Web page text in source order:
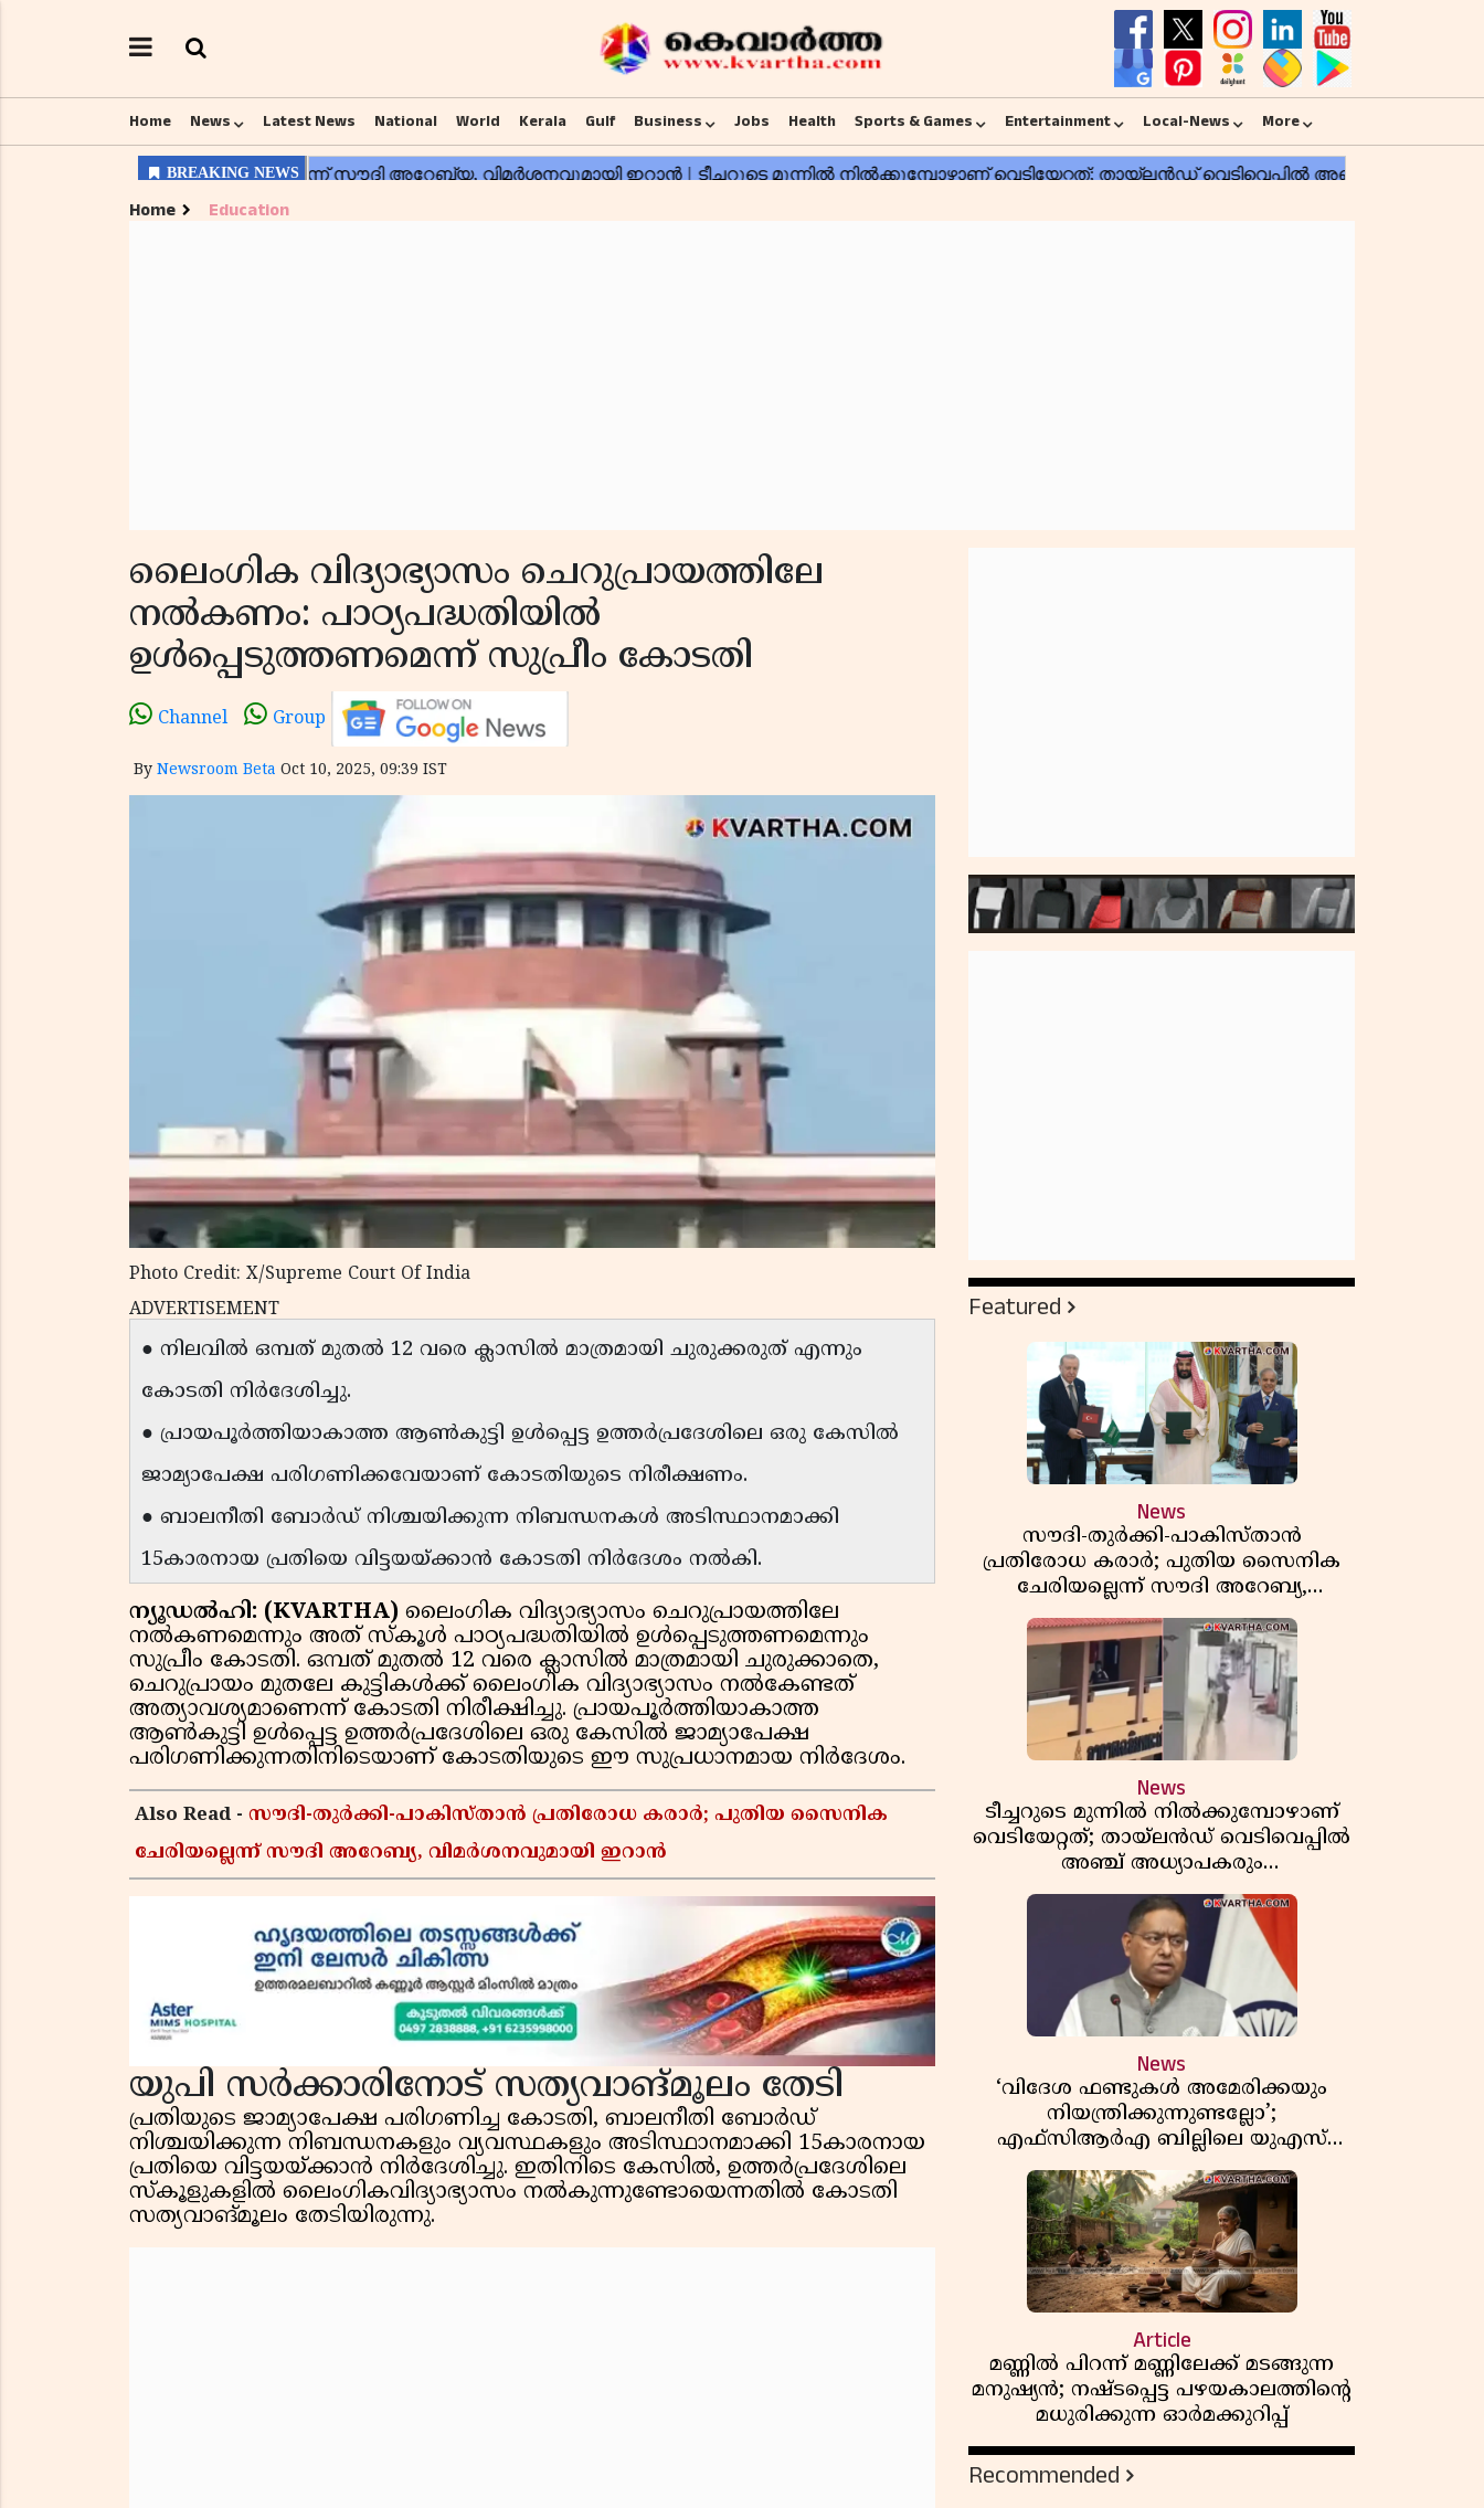
Home News Latest News National World Kerala Gulf Business Jobs Health Sports & Games Entertainment Local-News More
Home Education
ലൈംഗിക വിദ്യാഭ്യാസം ചെറുപ്രായത്തിലേ
നൽകണം: പാഠ്യപദ്ധതിയിൽ
ഉൾപ്പെടുത്തണമെന്ന് സുപ്രീം കോടതി
Channel Group
By Newsroom Beta Oct 10, 2025, 09:39 IST
Photo Credit: X/Supreme Court Of India
ADVERTISEMENT
● നിലവിൽ ഒമ്പത് മുതൽ 12 വരെ ക്ലാസിൽ മാത്രമായി ചുരുക്കരുത് എന്നും
കോടതി നിർദേശിച്ചു.
● പ്രായപൂർത്തിയാകാത്ത ആൺകുട്ടി ഉൾപ്പെട്ട ഉത്തർപ്രദേശിലെ ഒരു കേസിൽ
ജാമ്യാപേക്ഷ പരിഗണിക്കവേയാണ് കോടതിയുടെ നിരീക്ഷണം.
● ബാലനീതി ബോർഡ് നിശ്ചയിക്കുന്ന നിബന്ധനകൾ അടിസ്ഥാനമാക്കി
15കാരനായ പ്രതിയെ വിട്ടയയ്ക്കാൻ കോടതി നിർദേശം നൽകി.
ന്യൂഡല്‍ഹി: (KVARTHA) ലൈംഗിക വിദ്യാഭ്യാസം ചെറുപ്രായത്തിലേ
നൽകണമെന്നും അത് സ്കൂൾ പാഠ്യപദ്ധതിയിൽ ഉൾപ്പെടുത്തണമെന്നും
സുപ്രീം കോടതി. ഒമ്പത് മുതൽ 12 വരെ ക്ലാസിൽ മാത്രമായി ചുരുക്കാതെ,
ചെറുപ്രായം മുതലേ കുട്ടികൾക്ക് ലൈംഗിക വിദ്യാഭ്യാസം നൽകേണ്ടത്
അത്യാവശ്യമാണെന്ന് കോടതി നിരീക്ഷിച്ചു. പ്രായപൂർത്തിയാകാത്ത
ആൺകുട്ടി ഉൾപ്പെട്ട ഉത്തർപ്രദേശിലെ ഒരു കേസിൽ ജാമ്യാപേക്ഷ
പരിഗണിക്കുന്നതിനിടെയാണ് കോടതിയുടെ ഈ സുപ്രധാനമായ നിർദേശം.
Also Read - സൗദി-തുർക്കി-പാകിസ്താൻ പ്രതിരോധ കരാർ; പുതിയ സൈനിക
ചേരിയല്ലെന്ന് സൗദി അറേബ്യ, വിമർശനവുമായി ഇറാൻ
യുപി സർക്കാരിനോട് സത്യവാങ്മൂലം തേടി
പ്രതിയുടെ ജാമ്യാപേക്ഷ പരിഗണിച്ച കോടതി, ബാലനീതി ബോർഡ്
നിശ്ചയിക്കുന്ന നിബന്ധനകളും വ്യവസ്ഥകളും അടിസ്ഥാനമാക്കി 15കാരനായ
പ്രതിയെ വിട്ടയയ്ക്കാൻ നിർദേശിച്ചു. ഇതിനിടെ കേസിൽ, ഉത്തർപ്രദേശിലെ
സ്‌കൂളുകളിൽ ലൈംഗികവിദ്യാഭ്യാസം നൽകുന്നുണ്ടോയെന്നതിൽ കോടതി
സത്യവാങ്മൂലം തേടിയിരുന്നു.
Featured
News
സൗദി-തുർക്കി-പാകിസ്താൻ
പ്രതിരോധ കരാർ; പുതിയ സൈനിക
ചേരിയല്ലെന്ന് സൗദി അറേബ്യ,
വിമർശനവുമായി ഇറാൻ
News
ടീച്ചറുടെ മുന്നിൽ നിൽക്കുമ്പോഴാണ്
വെടിയേറ്റത്; തായ്‌ലൻഡ് വെടിവെപ്പിൽ
അഞ്ച് അധ്യാപകരും
മുത്തശ്ശീമുത്തശ്ശന്മാരും കൊല്ലപ്പെട്ടു,
മരണസംഖ്യ 7; ഞെട്ടിക്കുന്ന
വെളിപ്പെടുത്തലുകൾ
News
‘വിദേശ ഫണ്ടുകൾ അമേരിക്കയും
നിയന്ത്രിക്കുന്നുണ്ടല്ലോ’;
എഫ്സിആർഎ ബില്ലിലെ യുഎസ്
വിമർശനങ്ങൾക്ക് മറുപടിയുമായി ഇന്ത്യ
Article
മണ്ണിൽ പിറന്ന് മണ്ണിലേക്ക് മടങ്ങുന്ന
മനുഷ്യൻ; നഷ്ടപ്പെട്ട പഴയകാലത്തിൻ്റെ
മധുരിക്കുന്ന ഓർമക്കുറിപ്പ്
Recommended